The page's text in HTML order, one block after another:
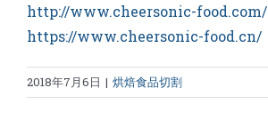
http://www.cheersonic-food.com/
https://www.cheersonic-food.cn/
2018年7月6日 | 烘焙食品切割